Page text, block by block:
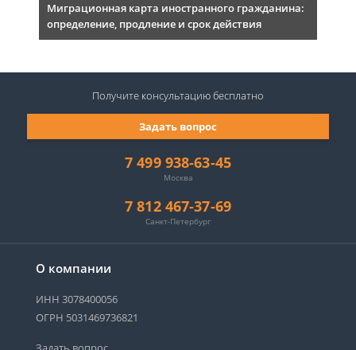
Миграционная карта иностранного гражданина:
определение, продление и срок действия
О компании
ИНН 3078400056
ОГРН 5031469736821
7 499 938-63-45
Москва
7 812 467-37-69
Санкт-Петербург
Задать вопрос
Получите консультациюбесплатно